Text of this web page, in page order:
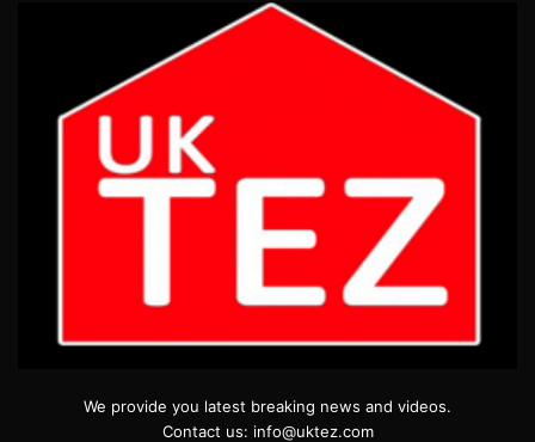
We provide you latest breaking news and videos.
Contact us: info@uktez.com